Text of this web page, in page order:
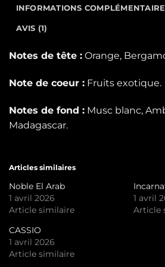
INFORMATIONS
AVIS (1)
Notes de tête : Orange,
Note de coeur : Fruits exotique.
Notes de fond : Musc blanc,
Madagascar.
Articles similaires
Noble El Arab
1 avril 2026
Article similaire
1 avril
Article
CASSIO
1 avril 2026
Article similaire